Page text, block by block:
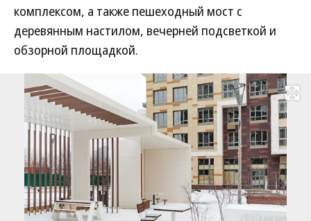
комплексом, а также пешеходный мост с
деревянным настилом, вечерней подсветкой и
обзорной площадкой.
Развернуть